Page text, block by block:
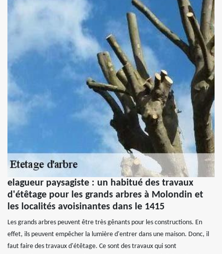
elagueur paysagiste : un habitué des travaux
d'étêtage pour les grands arbres à Molondin et
les localités avoisinantes dans le 1415
Les grands arbres peuvent être très gênants pour les constructions. En
effet, ils peuvent empêcher la lumière d'entrer dans une maison. Donc, il
faut faire des travaux d'étêtage. Ce sont des travaux qui sont